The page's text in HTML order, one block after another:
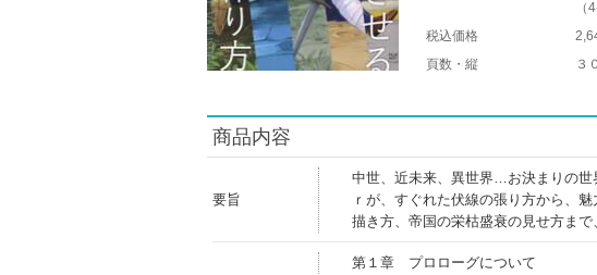
（
税込価格
頁数・縦
３
商品内容
要旨
中世、近未来、異世界…お決まりの世
ｒが、すぐれた伏線の張り方から、
描き方、帝国の栄枯盛衰の見せ方ま
第１章 プロローグについて